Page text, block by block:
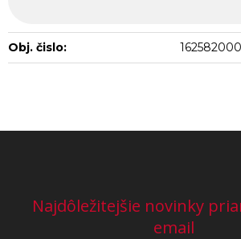
Obj. čislo:
Najdôležitejšie novinky
email